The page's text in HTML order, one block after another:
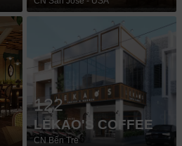
122
LEKAO'S COFFEE
CN Bến Tre